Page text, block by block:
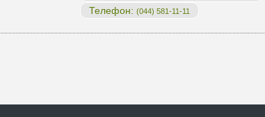
Телефон: (044) 581-11-11